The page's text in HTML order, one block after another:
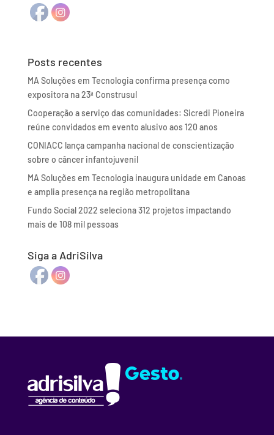
Posts recentes
MA Soluções em Tecnologia confirma presença como
expositora na 23ª Construsul
Cooperação a serviço das comunidades: Sicredi Pioneira
reúne convidados em evento alusivo aos 120 anos
CONIACC lança campanha nacional de conscientização
sobre o câncer infantojuvenil
MA Soluções em Tecnologia inaugura unidade em Canoas
e amplia presença na região metropolitana
Fundo Social 2022 seleciona 312 projetos impactando
mais de 108 mil pessoas
Siga a AdriSilva